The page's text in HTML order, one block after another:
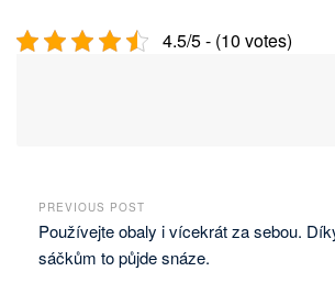
4.5/5 - (10 votes)
PREVIOUS POST
Používejte obaly i vícekrát za sebou.
sáčkům to půjde snáze.